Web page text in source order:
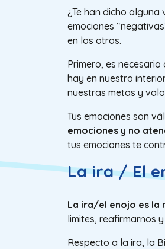
¿Te han dicho alguna
emociones
en los otros.
Primero, es
hay en nuestro
nuestras metas y
Tus emociones son
emociones y no
tus emociones te
La ira / El
La ira/el enojo es la
limites, reafirmarnos
Respecto a la ira, la